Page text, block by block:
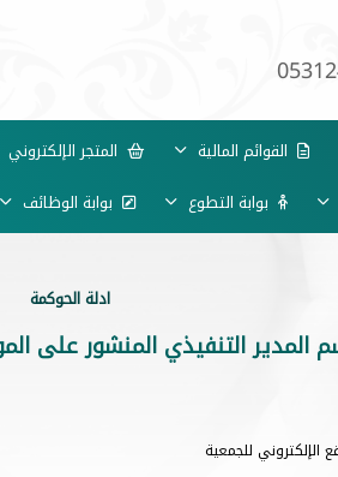
القوائم المالية المتجر الإلكتروني
بوابة التطوع بوابة الوظائف
ادلة الحوكمة
المدير التنفيذي المنشور على
الإلكتروني للجمعية